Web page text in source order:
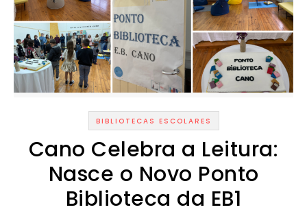
BIBLIOTECAS ESCOLARES
Cano Celebra a Leitura:
Nasce o Novo Ponto
Biblioteca da EB1